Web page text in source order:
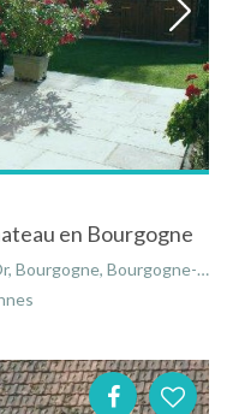
en Bourgogne
Franche-Comté, France